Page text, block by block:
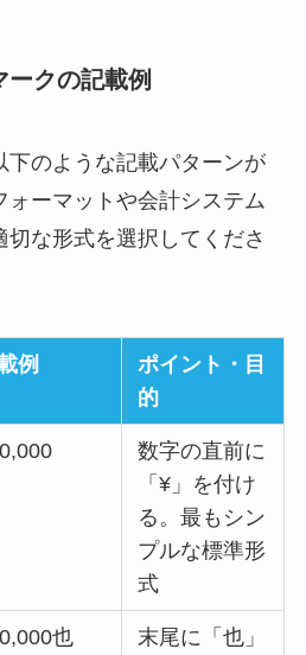
クの記載例
下のような記載パターンが
ーマットや会計システム
な形式を選択してくださ
例
ポイント・目
的
数字の直前に
「¥」を付け
る。最もシン
プルな標準形
式
也
末尾に「也」